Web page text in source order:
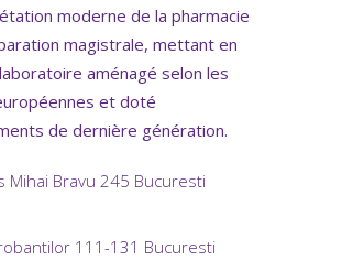
moderne de la pharmacie
magistrale, mettant en
aménagé selon les
et doté
de dernière génération.
Mihai Bravu 245 Bucuresti
111-131 Bucuresti